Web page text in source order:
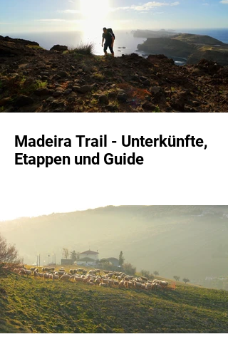
Madeira Trail - Unterkünfte,
Etappen und Guide